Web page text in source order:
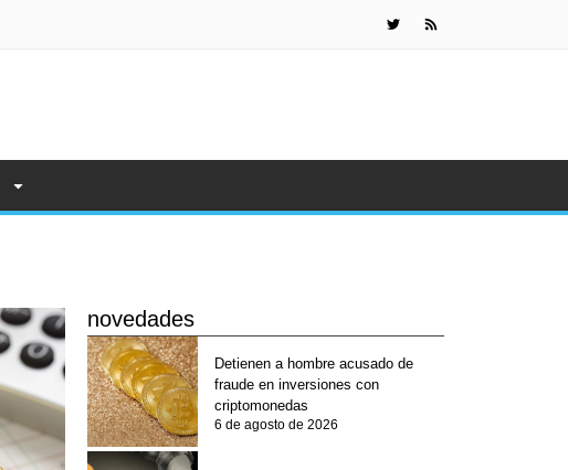
novedades
Detienen a hombre acusado de
fraude en inversiones con
criptomonedas
6 de agosto de 2026